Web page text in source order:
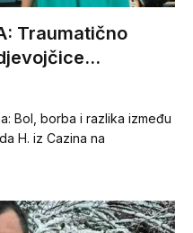
Traumatično
Bol, borba i razlika između
H. iz Cazina na